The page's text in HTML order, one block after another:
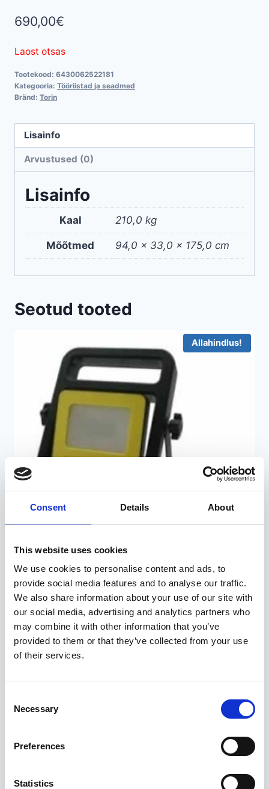
Consent Details About
This website uses cookies
We use cookies to personalise content and ads, to
provide social media features and to analyse our traffic.
We also share information about your use of our site with
our social media, advertising and analytics partners who
may combine it with other information that you’ve
provided to them or that they’ve collected from your use
of their services.
Selection
Necessary
Preferences
Statistics
690,00€
Laost otsas
Tootekood: 6430062522181
Kategooria: Tööriistad ja seadmed
Bränd: Torin
Lisainfo
Arvustused (0)
Lisainfo
Kaal 210,0 kg
Mõõtmed 94,0 × 33,0 × 175,0 cm
Seotud tooted
Allahindlus!
Töövalgusti Led 10W, Höfftech
14,95€ Algne
hind
oli:
14,95€.
11,21€ Praegune
hind
on: